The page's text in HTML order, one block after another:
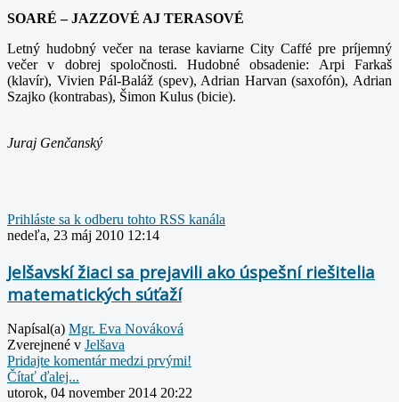
SOARÉ – JAZZOVÉ AJ TERASOVÉ
Letný hudobný večer na terase kaviarne City Caffé pre príjemný
večer v dobrej spoločnosti. Hudobné obsadenie: Arpi Farkaš
(klavír), Vivien Pál-Baláž (spev), Adrian Harvan (saxofón), Adrian
Szajko (kontrabas), Šimon Kulus (bicie).
Juraj Genčanský
Prihláste sa k odberu tohto RSS kanála
nedeľa, 23 máj 2010 12:14
Jelšavskí žiaci sa prejavili ako úspešní riešitelia
matematických súťaží
Napísal(a) Mgr. Eva Nováková
Zverejnené v Jelšava
Pridajte komentár medzi prvými!
Čítať ďalej...
utorok, 04 november 2014 20:22